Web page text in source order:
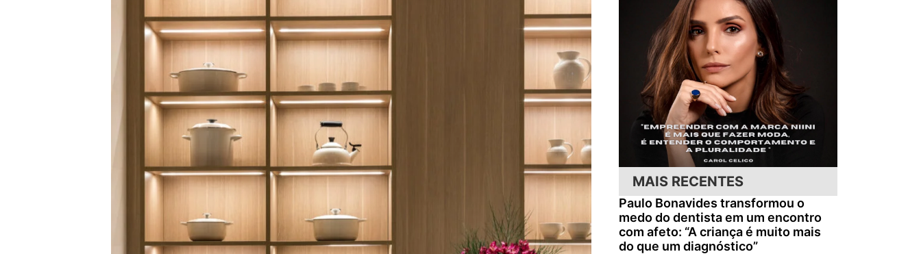
MAIS RECENTES
Paulo Bonavides transformou o
medo do dentista em um encontro
com afeto: “A criança é muito mais
do que um diagnóstico”